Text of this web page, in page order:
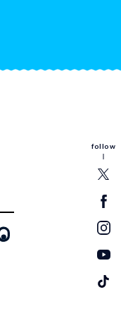
follow